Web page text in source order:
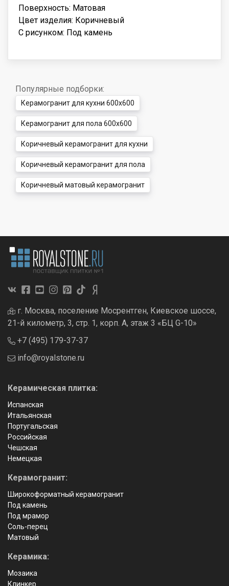
Поверхность: Матовая
Цвет изделия: Коричневый
С рисунком: Под камень
Популярные подборки:
Керамогранит для кухни 600x600
Керамогранит для пола 600x600
Коричневый керамогранит для кухни
Коричневый керамогранит для пола
Коричневый матовый керамогранит
г. Москва, поселение Мосрентген, Киевское шоссе,
21-й километр, 3, стр. 1, корп. А, этаж 3 «БЦ G-10»
+7 (495) 179-37-37
info@royalstone.ru
Керамическая плитка:
Испанская
Итальянская
Португальская
Российская
Чешская
Немецкая
Керамогранит:
Широкоформатный керамогранит
Под камень
Под мрамор
Соль-перец
Матовый
Керамика:
Мозаика
Клинкер